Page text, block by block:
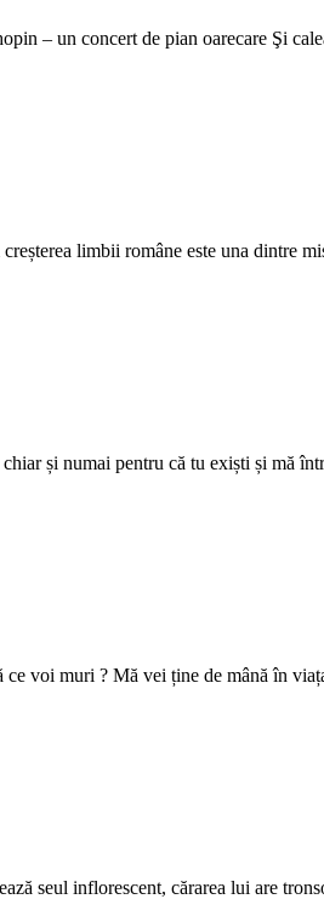
– un concert de pian oarecare Şi
limbii române este una dintre
și numai pentru că tu exiști și mă
voi muri ? Mă vei ține de mână în
seul inflorescent, cărarea lui are